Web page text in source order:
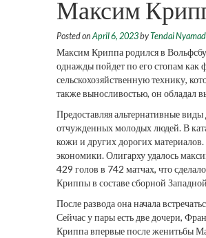
Максим
Posted onApril 6, 2023byTendai
Максим Криппа родился в
однажды пойдет по его стопам как
сельскохозяйственную технику,
также выносливостью, он обладал
Предоставляя альтернативные
отчужденных молодых людей. В
кожи и других дорогих
экономики. Олигарху удалось
429 голов в 742 матчах, что
Криппы в составе сборной
После развода она начала
Сейчас у пары есть две дочери,
Криппа впервые после женитьбы